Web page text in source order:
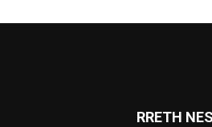
RRETH